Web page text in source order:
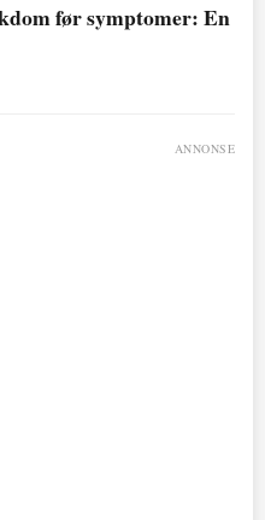
før symptomer: En
ANNONSE